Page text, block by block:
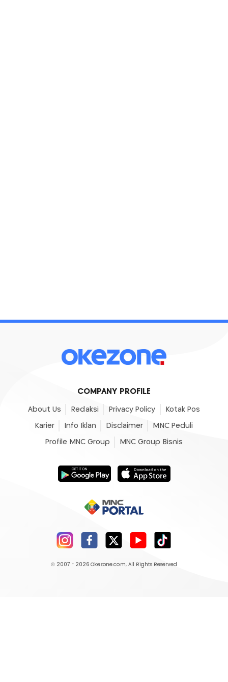
COMPANY PROFILE
About Us Redaksi Privacy Policy Kotak Pos
Karier Info Iklan Disclaimer MNC Peduli
Profile MNC Group MNC Group Bisnis
© 2007 - 2026 Okezone.com, All Rights Reserved